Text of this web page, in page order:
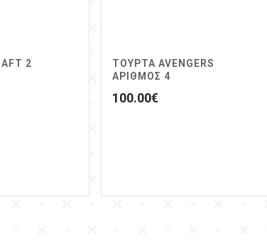
2
ΤΟΥΡΤΑ AVENGERS
ΑΡΙΘΜΌΣ 4
100.00€